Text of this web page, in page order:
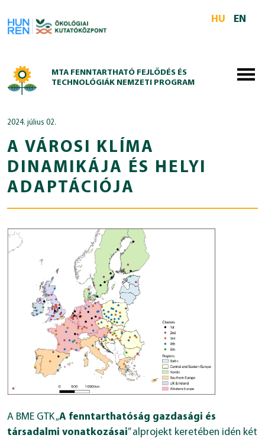
HU
EN
MTA FENNTARTHATÓ FEJLŐDÉS ÉS
TECHNOLÓGIÁK NEMZETI PROGRAM
2024. július 02.
A VÁROSI KLÍMA
DINAMIKÁJA ÉS HELYI
ADAPTÁCIÓJA
A BME GTK „A fenntarthatóság gazdasági és
társadalmi vonatkozásai” alprojekt keretében idén két